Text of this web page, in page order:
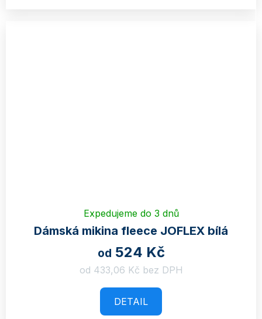
Expedujeme do 3 dnů
Dámská mikina fleece JOFLEX bílá
od 524 Kč
od 433,06 Kč bez DPH
DETAIL